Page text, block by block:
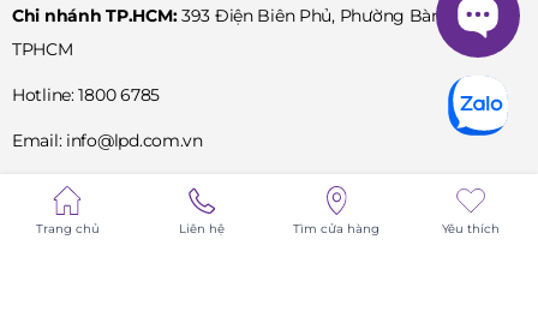
Chi nhánh TP.HCM:393 Điện Biên Phủ, Phường Bàn Cờ,
TPHCM
Hotline: 1800 6785
Email: info@lpd.com.vn
MST: 0102001789
Tư vấn hỗ trợ
Trang chủ Liên hệ Tìm cửa hàng Yêu thích